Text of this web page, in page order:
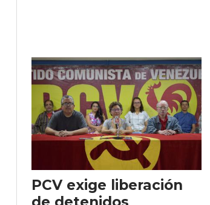
PCV exige liberación